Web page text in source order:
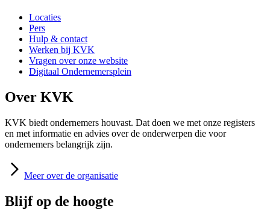
Locaties
Pers
Hulp & contact
Werken bij KVK
Vragen over onze website
Digitaal Ondernemersplein
Over KVK
KVK biedt ondernemers houvast. Dat doen we met onze registers
en met informatie en advies over de onderwerpen die voor
ondernemers belangrijk zijn.
Meer over de organisatie
Blijf op de hoogte